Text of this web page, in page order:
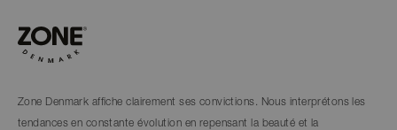
Zone Denmark affiche clairement ses convictions. Nous interprétons les
tendances en constante évolution en repensant la beauté et la